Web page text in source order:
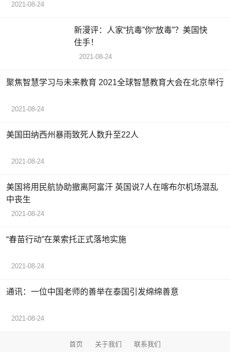
2021-08-24
新漫评：人家“抗毒”你“放毒”？美国快
住手！
2021-08-24
聚焦智慧学习与未来教育 2021全球智慧教育大会在北京举行
2021-08-24
美国田纳西州暴雨致死人数升至22人
2021-08-24
美国将用民航协助撤离阿富汗 英国说7人在喀布尔机场混乱
中丧生
2021-08-24
“春苗行动”在莱索托正式落地实施
2021-08-24
通讯：一位中国老师的善举在泰国引发绵绵善意
2021-08-24
首页 关于我们 联系我们